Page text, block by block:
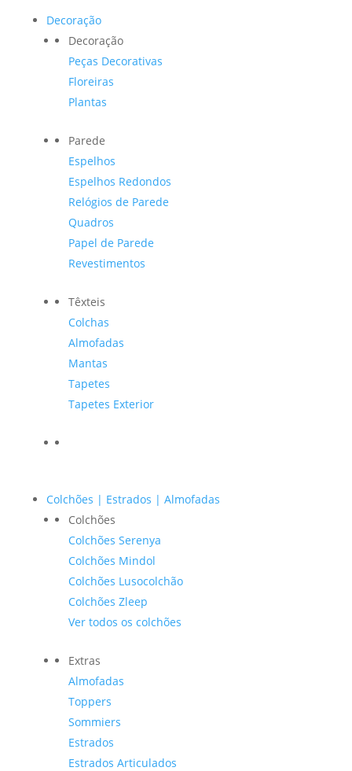
Decoração
Decoração
Peças Decorativas
Floreiras
Plantas
Parede
Espelhos
Espelhos Redondos
Relógios de Parede
Quadros
Papel de Parede
Revestimentos
Têxteis
Colchas
Almofadas
Mantas
Tapetes
Tapetes Exterior
Colchões | Estrados | Almofadas
Colchões
Colchões Serenya
Colchões Mindol
Colchões Lusocolchão
Colchões Zleep
Ver todos os colchões
Extras
Almofadas
Toppers
Sommiers
Estrados
Estrados Articulados